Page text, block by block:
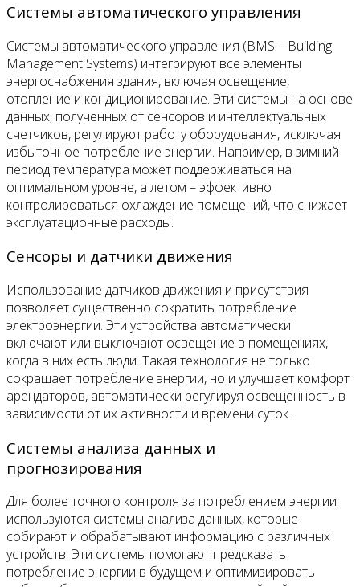
Системы автоматического управления
Системы автоматического управления (BMS – Building
Management Systems) интегрируют все элементы
энергоснабжения здания, включая освещение,
отопление и кондиционирование. Эти системы на основе
данных, полученных от сенсоров и интеллектуальных
счетчиков, регулируют работу оборудования, исключая
избыточное потребление энергии. Например, в зимний
период температура может поддерживаться на
оптимальном уровне, а летом – эффективно
контролироваться охлаждение помещений, что снижает
эксплуатационные расходы.
Сенсоры и датчики движения
Использование датчиков движения и присутствия
позволяет существенно сократить потребление
электроэнергии. Эти устройства автоматически
включают или выключают освещение в помещениях,
когда в них есть люди. Такая технология не только
сокращает потребление энергии, но и улучшает комфорт
арендаторов, автоматически регулируя освещенность в
зависимости от их активности и времени суток.
Системы анализа данных и
прогнозирования
Для более точного контроля за потреблением энергии
используются системы анализа данных, которые
собирают и обрабатывают информацию с различных
устройств. Эти системы помогают предсказать
потребление энергии в будущем и оптимизировать